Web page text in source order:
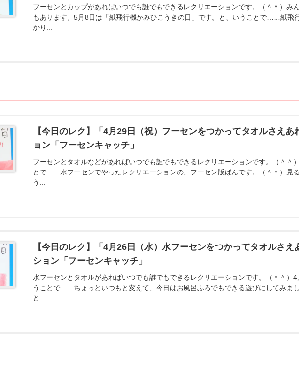
フーセンとカップがあればいつでも誰でもできるレクリエーションです。（＾＾）み
もあります。5月8日は「紙飛行機かみひこうきの日」です。と、いうことで……紙飛
かり...
【今日のレク】「4月29日（祝）フーセンをつかってタオルさえ
ョン「フーセンキャッチ」
フーセンとタオルなどがあればいつでも誰でもできるレクリエーションです。（＾＾
とで……水フーセンでやったレクリエーションの、フーセン版ばんです。（＾＾）見
う...
【今日のレク】「4月26日（水）水フーセンをつかってタオルさ
ション「フーセンキャッチ」
水フーセンとタオルがあればいつでも誰でもできるレクリエーションです。（＾＾）
うことで……ちょっといつもと変えて、今日はお風呂ふろでもできる遊びにしてみま
と...